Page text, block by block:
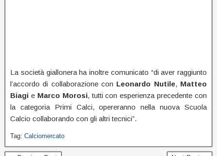
La società giallonera ha inoltre comunicato “di aver raggiunto
l’accordo di collaborazione con Leonardo Nutile, Matteo
Biagi e Marco Morosi, tutti con esperienza precedente con
la categoria Primi Calci, opereranno nella nuova Scuola
Calcio collaborando con gli altri tecnici”.
Tag: Calciomercato